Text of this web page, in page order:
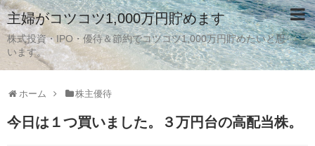
主婦がコツコツ1,000万円貯めます
株式投資・IPO・優待＆節約でコツコツ1,000万円貯めたいと思
います。
ホーム 株主優待
今日は１つ買いました。３万円台の高配当株。